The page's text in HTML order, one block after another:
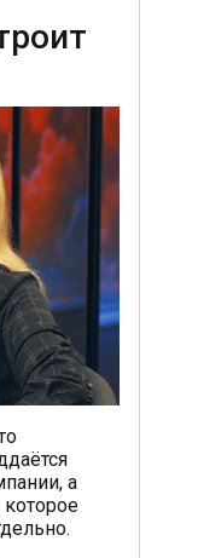
а
которое